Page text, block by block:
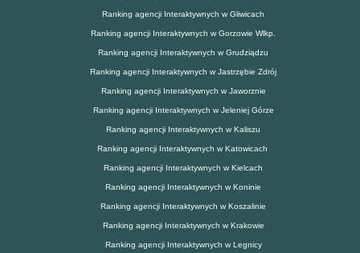
Ranking agencji Interaktywnych w Gliwicach
Ranking agencji Interaktywnych w Gorzowie Wlkp.
Ranking agencji Interaktywnych w Grudziądzu
Ranking agencji Interaktywnych w Jastrzębie Zdrój
Ranking agencji Interaktywnych w Jaworznie
Ranking agencji Interaktywnych w Jeleniej Górze
Ranking agencji Interaktywnych w Kaliszu
Ranking agencji Interaktywnych w Katowicach
Ranking agencji Interaktywnych w Kielcach
Ranking agencji Interaktywnych w Koninie
Ranking agencji Interaktywnych w Koszalinie
Ranking agencji Interaktywnych w Krakowie
Ranking agencji Interaktywnych w Legnicy